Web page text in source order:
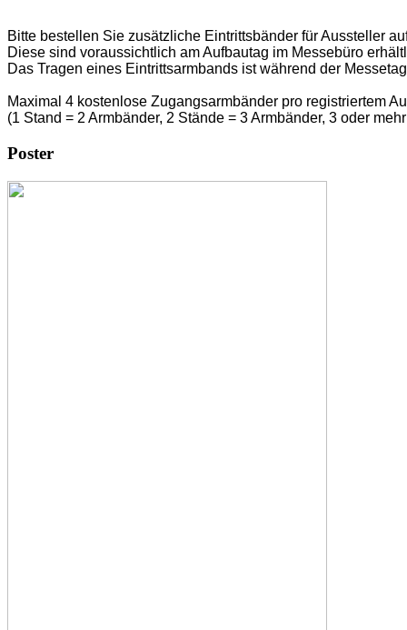
Bitte bestellen Sie zusätzliche Eintrittsbänder für Aussteller
Diese sind voraussichtlich am Aufbautag im Messebüro
Das Tragen eines Eintrittsarmbands ist während der
Maximal 4 kostenlose Zugangsarmbänder pro registriertem
(1 Stand = 2 Armbänder, 2 Stände = 3 Armbänder, 3 oder
Poster